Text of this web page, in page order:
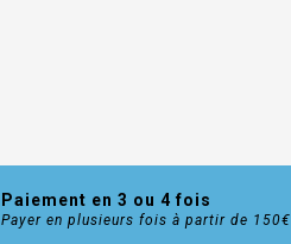
Paiement en 3 ou 4 fois
Payer en plusieurs fois à partir de 150€